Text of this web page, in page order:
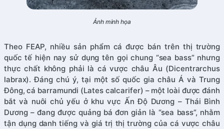
Ảnh minh họa
Theo FEAP, nhiều sản phẩm cá được bán trên thị trường
quốc tế hiện nay sử dụng tên gọi chung “sea bass” nhưng
thực chất không phải là cá vược châu Âu (Dicentrarchus
labrax). Đáng chú ý, tại một số quốc gia châu Á và Trung
Đông, cá barramundi (Lates calcarifer) – một loài được đánh
bắt và nuôi chủ yếu ở khu vực Ấn Độ Dương – Thái Bình
Dương – đang được quảng bá đơn giản là “sea bass”, nhằm
tận dụng danh tiếng và giá trị thị trường của cá vược châu